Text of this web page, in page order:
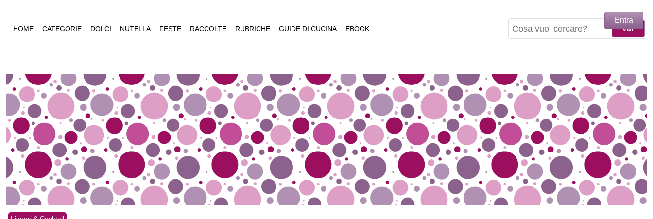
HOME CATEGORIE DOLCI NUTELLA FESTE RACCOLTE RUBRICHE GUIDE DI CUCINA EBOOK
Entra